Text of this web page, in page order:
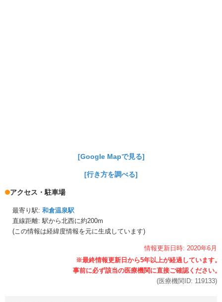
[Google Mapで見る]
[行き方を調べる]
アクセス・駐車場
最寄り駅: 和倉温泉駅
直線距離: 駅から北西に約200m
(この情報は経緯度情報を元に生成しています)
情報更新日時: 2020年6月
(医療機関ID: 119133)